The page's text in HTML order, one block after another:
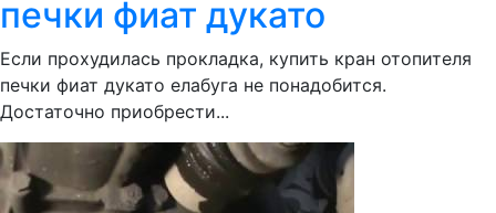
печки фиат дукато
Если прохудилась прокладка, купить кран отопителя
печки фиат дукато елабуга не понадобится.
Достаточно приобрести...